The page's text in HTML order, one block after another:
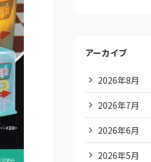
アーカイブ
2026年8月
2026年7月
2026年6月
2026年5月